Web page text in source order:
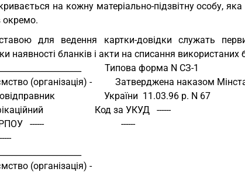
на кожну матеріально-підзвітну особу,
окремо.
для ведення картки-довідки служать
наявності бланків і акти на списання використаних
Типова форма N СЗ-1
(організація) -          Затверджена наказом
України  11.03.96 р. N 67
Код за УКУД   ------
------                                 ------
------
(організація) -